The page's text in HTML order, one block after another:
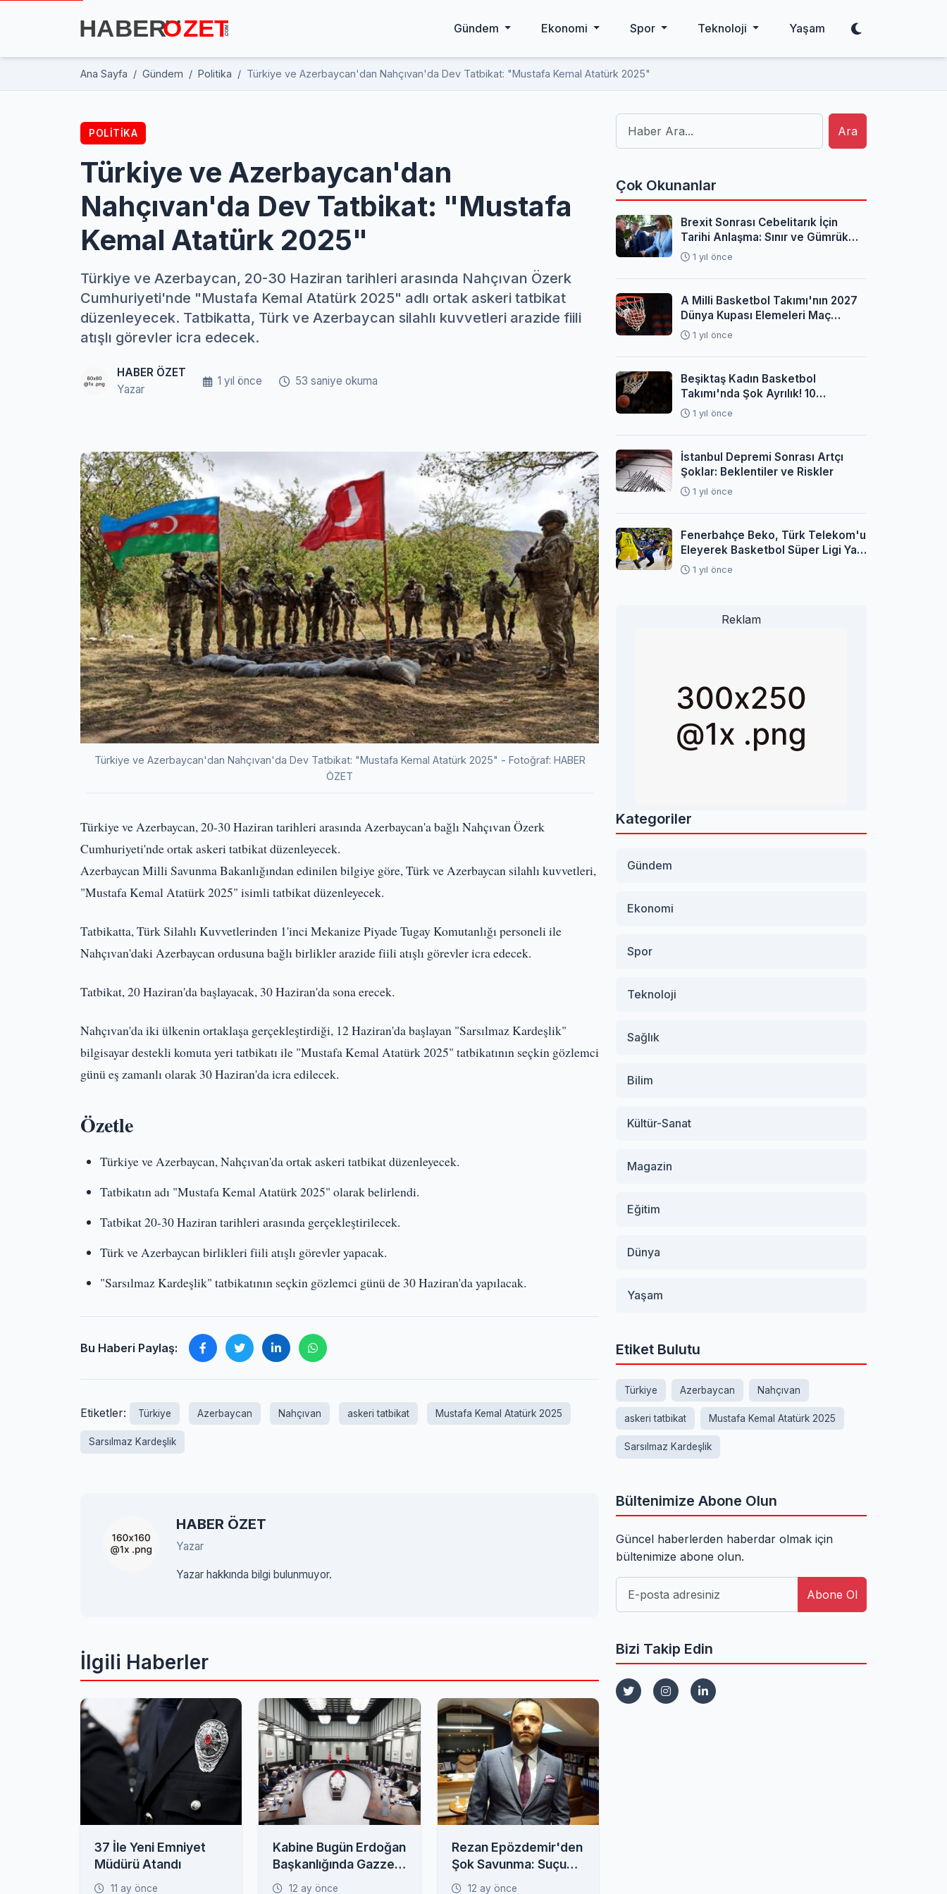
Gündem Ekonomi Spor Teknoloji Yaşam
Ana Sayfa Gündem Politika Türkiye ve Azerbaycan'dan Nahçıvan'da Dev Tatbikat: "Mustafa Kemal Atatürk 2025"
POLITIKA
Türkiye ve Azerbaycan'dan
Nahçıvan'da Dev Tatbikat: "Mustafa
Kemal Atatürk 2025"
Türkiye ve Azerbaycan, 20-30 Haziran tarihleri arasında Nahçıvan Özerk
Cumhuriyeti'nde "Mustafa Kemal Atatürk 2025" adlı ortak askeri tatbikat
düzenleyecek. Tatbikatta, Türk ve Azerbaycan silahlı kuvvetleri arazide fiili
atışlı görevler icra edecek.
HABER ÖZET
Yazar
1 yıl önce 53 saniye okuma
Türkiye ve Azerbaycan'dan Nahçıvan'da Dev Tatbikat: "Mustafa Kemal Atatürk 2025" - Fotoğraf: HABER
ÖZET
Türkiye ve Azerbaycan, 20-30 Haziran tarihleri arasında Azerbaycan'a bağlı Nahçıvan Özerk
Cumhuriyeti'nde ortak askeri tatbikat düzenleyecek.
Azerbaycan Milli Savunma Bakanlığından edinilen bilgiye göre, Türk ve Azerbaycan silahlı kuvvetleri,
"Mustafa Kemal Atatürk 2025" isimli tatbikat düzenleyecek.
Tatbikatta, Türk Silahlı Kuvvetlerinden 1'inci Mekanize Piyade Tugay Komutanlığı personeli ile
Nahçıvan'daki Azerbaycan ordusuna bağlı birlikler arazide fiili atışlı görevler icra edecek.
Tatbikat, 20 Haziran'da başlayacak, 30 Haziran'da sona erecek.
Nahçıvan'da iki ülkenin ortaklaşa gerçekleştirdiği, 12 Haziran'da başlayan "Sarsılmaz Kardeşlik"
bilgisayar destekli komuta yeri tatbikatı ile "Mustafa Kemal Atatürk 2025" tatbikatının seçkin gözlemci
günü eş zamanlı olarak 30 Haziran'da icra edilecek.
Özetle
Türkiye ve Azerbaycan, Nahçıvan'da ortak askeri tatbikat düzenleyecek.
Tatbikatın adı "Mustafa Kemal Atatürk 2025" olarak belirlendi.
Tatbikat 20-30 Haziran tarihleri arasında gerçekleştirilecek.
Türk ve Azerbaycan birlikleri fiili atışlı görevler yapacak.
"Sarsılmaz Kardeşlik" tatbikatının seçkin gözlemci günü de 30 Haziran'da yapılacak.
Bu Haberi Paylaş:
Etiketler: Türkiye Azerbaycan Nahçıvan askeri tatbikat Mustafa Kemal Atatürk 2025
Sarsılmaz Kardeşlik
HABER ÖZET
Yazar
Yazar hakkında bilgi bulunmuyor.
İlgili Haberler
37 İle Yeni Emniyet
Müdürü Atandı
11 ay önce
Kabine Bugün Erdoğan
Başkanlığında Gazze
Gündemiyle
12 ay önce
Rezan Epözdemir'den
Şok Savunma: Suçu
Seçil Erzan'a Attı!
12 ay önce
Ara
Çok Okunanlar
Brexit Sonrası Cebelitarık İçin
Tarihi Anlaşma: Sınır ve Gümrük
Sorunları Çözüldü
1 yıl önce
A Milli Basketbol Takımı'nın 2027
Dünya Kupası Elemeleri Maç
Programı Açıklandı
1 yıl önce
Beşiktaş Kadın Basketbol
Takımı'nda Şok Ayrılık! 10
Oyuncuyla Yollar Ayrıldı
1 yıl önce
İstanbul Depremi Sonrası Artçı
Şoklar: Beklentiler ve Riskler
1 yıl önce
Fenerbahçe Beko, Türk Telekom'u
Eleyerek Basketbol Süper Ligi Yarı
Finaline Yükseldi
1 yıl önce
Reklam
Kategoriler
Gündem
Ekonomi
Spor
Teknoloji
Sağlık
Bilim
Kültür-Sanat
Magazin
Eğitim
Dünya
Yaşam
Etiket Bulutu
Türkiye Azerbaycan Nahçıvan
askeri tatbikat Mustafa Kemal Atatürk 2025
Sarsılmaz Kardeşlik
Bültenimize Abone Olun
Güncel haberlerden haberdar olmak için
bültenimize abone olun.
Abone Ol
Bizi Takip Edin